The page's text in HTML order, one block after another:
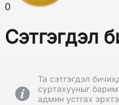
0
Сэтгэгдэл
Та сэтгэгдэл
суртахууныг
админ устгах